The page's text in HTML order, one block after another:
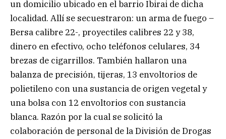
un domicilio ubicado en el barrio Ibirai de dicha
localidad. Allí se secuestraron: un arma de fuego –
Bersa calibre 22-, proyectiles calibres 22 y 38,
dinero en efectivo, ocho teléfonos celulares, 34
brezas de cigarrillos. También hallaron una
balanza de precisión, tijeras, 13 envoltorios de
polietileno con una sustancia de origen vegetal y
una bolsa con 12 envoltorios con sustancia
blanca. Razón por la cual se solicitó la
colaboración de personal de la División de Drogas